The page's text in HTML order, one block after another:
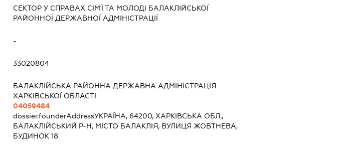
СЕКТОР У СПРАВАХ СІМ'Ї ТА МОЛОДІ БАЛАКЛІЙСЬКОЇ
РАЙОННОЇ ДЕРЖАВНОЇ АДМІНІСТРАЦІЇ
-
33020804
БАЛАКЛІЙСЬКА РАЙОННА ДЕРЖАВНА АДМІНІСТРАЦІЯ
ХАРКІВСЬКОЇ ОБЛАСТІ
04059484
dossier.founderAddressУКРАЇНА, 64200, ХАРКІВСЬКА ОБЛ.,
БАЛАКЛІЙСЬКИЙ Р-Н, МІСТО БАЛАКЛІЯ, ВУЛИЦЯ ЖОВТНЕВА,
БУДИНОК 18